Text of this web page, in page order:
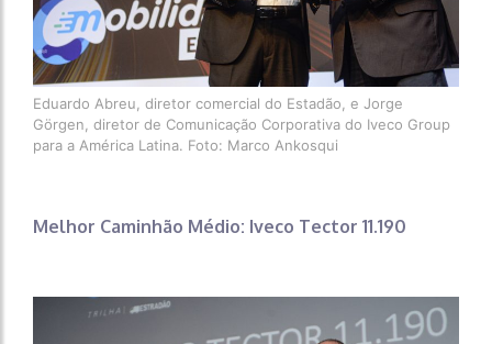
Eduardo Abreu, diretor comercial do Estadão, e Jorge
Görgen, diretor de Comunicação Corporativa do Iveco Group
para a América Latina. Foto: Marco Ankosqui
Melhor Caminhão Médio: Iveco Tector 11.190